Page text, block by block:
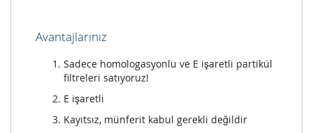
Avantajlarınız
Sadece homologasyonlu ve E işaretli partikül
filtreleri satıyoruz!
E işaretli
Kayıtsız, münferit kabul gerekli değildir